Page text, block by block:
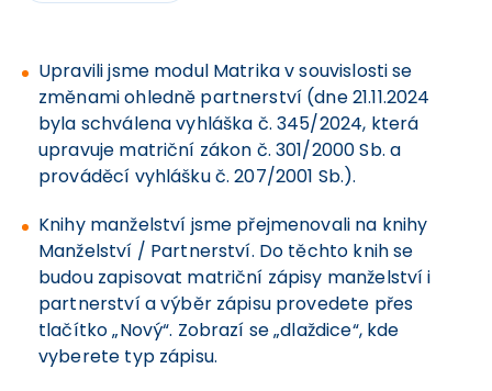
Upravili jsme modul Matrika v souvislosti se
změnami ohledně partnerství (dne 21.11.2024
byla schválena vyhláška č. 345/2024, která
upravuje matriční zákon č. 301/2000 Sb. a
prováděcí vyhlášku č. 207/2001 Sb.).
Knihy manželství jsme přejmenovali na knihy
Manželství / Partnerství. Do těchto knih se
budou zapisovat matriční zápisy manželství i
partnerství a výběr zápisu provedete přes
tlačítko „Nový“. Zobrazí se „dlaždice“, kde
vyberete typ zápisu.